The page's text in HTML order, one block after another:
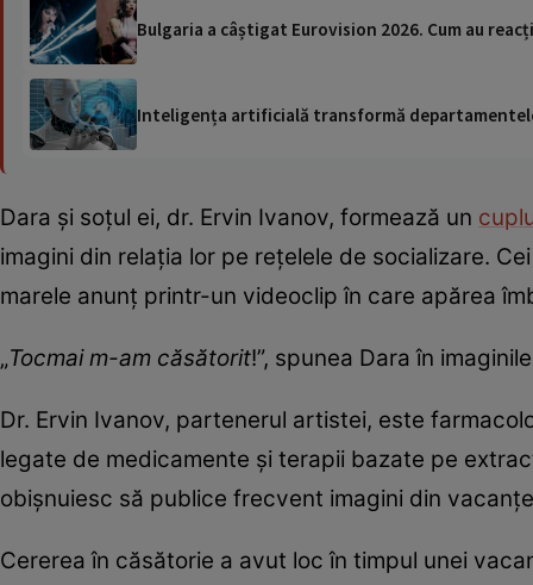
Bulgaria a câștigat Eurovision 2026. Cum au
Inteligența artificială transformă
Dara și soțul ei, dr. Ervin Ivanov, formează un
imagini din relația lor pe rețelele de socializare.
marele anunț printr-un videoclip în care apărea
„Tocmai m-am căsătorit!”, spunea Dara în
Dr. Ervin Ivanov, partenerul artistei, este
legate de medicamente și terapii bazate pe
obișnuiesc să publice frecvent imagini din
Cererea în căsătorie a avut loc în timpul unei